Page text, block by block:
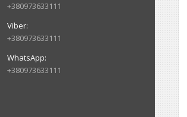
+380973633111
+380973633111
+380973633111